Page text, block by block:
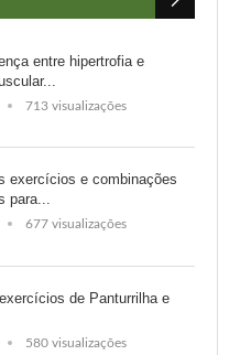
entre hipertrofia e
713 visualizações
exercícios e combinações
para...
677 visualizações
de Panturrilha e
580 visualizações